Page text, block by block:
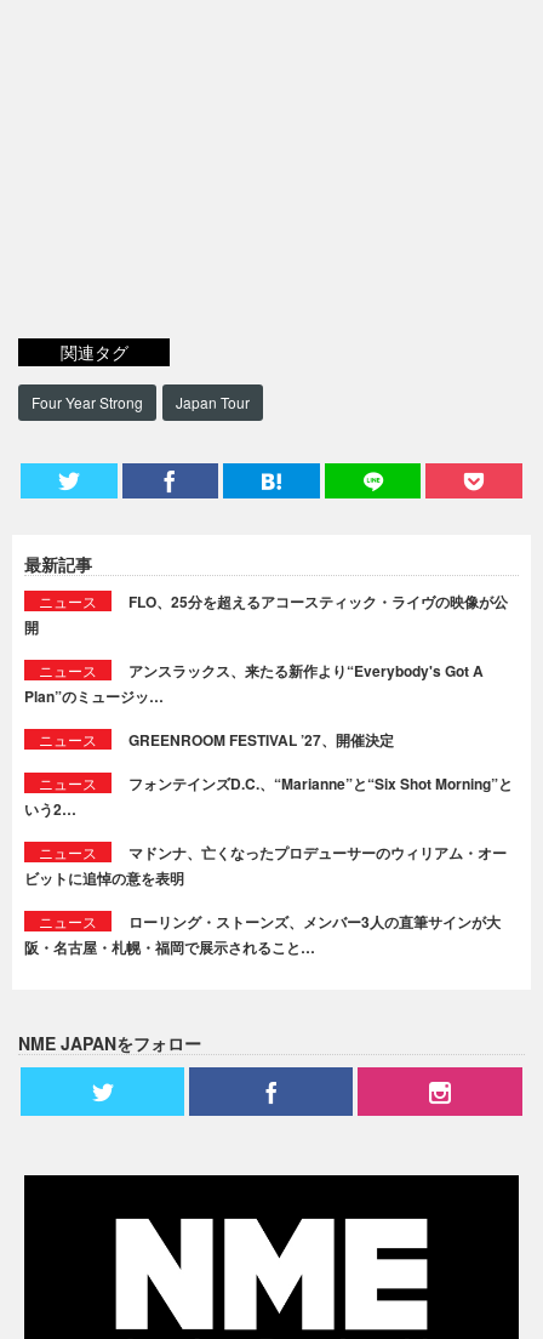
関連タグ
Four Year Strong Japan Tour
最新記事
ニュース
FLO、25分を超えるアコースティック・ライヴの映像が公
開
ニュース
アンスラックス、来たる新作より“Everybody's Got A
Plan”のミュージッ…
ニュース GREENROOM FESTIVAL ’27、開催決定
ニュース
フォンテインズD.C.、“Marianne”と“Six Shot Morning”と
いう2…
ニュース
マドンナ、亡くなったプロデューサーのウィリアム・オー
ビットに追悼の意を表明
ニュース
ローリング・ストーンズ、メンバー3人の直筆サインが大
阪・名古屋・札幌・福岡で展示されること…
NME JAPANをフォロー